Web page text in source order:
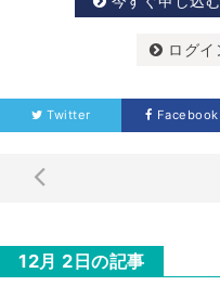
ログ
Twitter Facebook
12月 2日の記事